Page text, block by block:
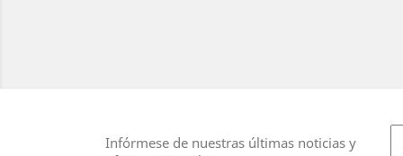
Infórmese de nuestras últimas noticias y